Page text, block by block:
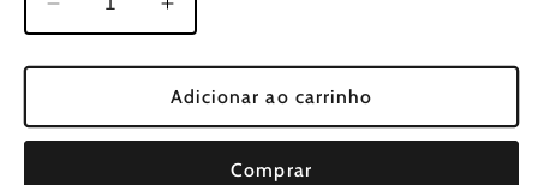
Diminuir
a
quantidade
Podador
a
Aumentar
a
quantidade
de
Podador
a
Combustão
Adicionar ao carrinho
Comprar